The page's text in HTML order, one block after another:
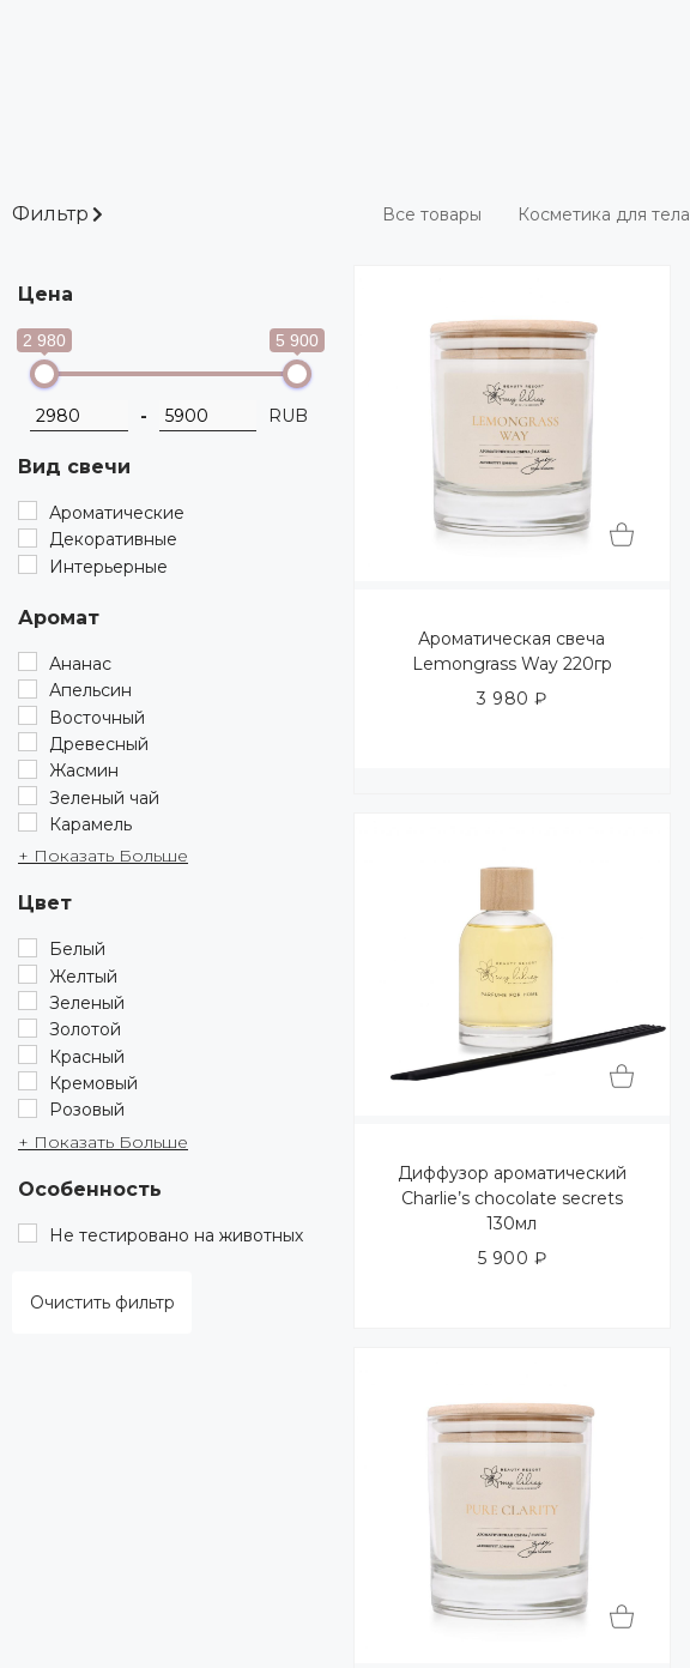
Фильтр Все товары Косметика для тела
Цена
2 980 5 900
- RUB
Вид свечи
Ароматические
Декоративные
Интерьерные
Аромат
Ананас
Апельсин
Восточный
Древесный
Жасмин
Зеленый чай
Карамель
+ Показать Больше
Цвет
Белый
Желтый
Зеленый
Золотой
Красный
Кремовый
Розовый
+ Показать Больше
Особенность
Не тестировано на животных
Очистить фильтр
Ароматическая свеча
Lemongrass Way 220гр
3 980₽
Диффузор ароматический
Charlie’s chocolate secrets
130мл
5 900 ₽